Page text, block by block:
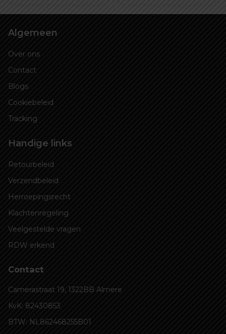
Algemeen
Over ons
Contact
Blogs
Cookiebeleid
Tracking
Handige links
Retourbeleid
Verzendbeleid
Herroepingsrecht
Klachtenregeling
Veelgestelde vragen
RDW erkend
Contact
Camerastraat 19, 1322BB Almere
KvK: 82430853
BTW: NL862468255B01